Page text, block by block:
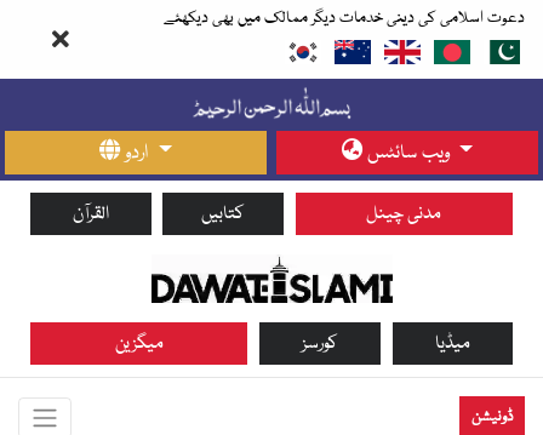
دعوت اسلامی کی دینی خدمات دیگر ممالک میں بھی دیکھئے
اردو ویب سائٹس
القرآن کتابیں مدنی چینل
میگزین کورسز میڈیا
ڈونیشن